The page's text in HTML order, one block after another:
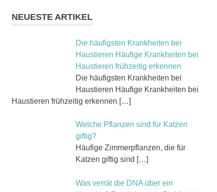
NEUESTE ARTIKEL
Die häufigsten Krankheiten bei
Haustieren Häufige Krankheiten bei
Haustieren frühzeitig erkennen
Die häufigsten Krankheiten bei
Haustieren Häufige Krankheiten bei
Haustieren frühzeitig erkennen […]
Welche Pflanzen sind für Katzen
giftig?
Häufige Zimmerpflanzen, die für
Katzen giftig sind […]
Was verrät die DNA über ein